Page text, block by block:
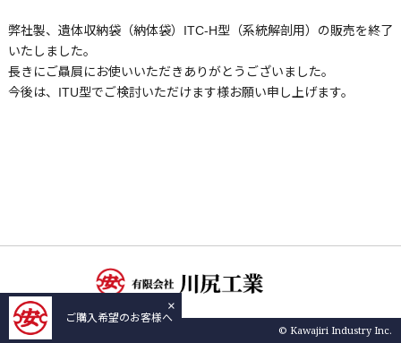
弊社製、遺体収納袋（納体袋）ITC-H型（系統解剖用）の販売を終了
いたしました。
長きにご贔屓にお使いいただきありがとうございました。
今後は、ITU型でご検討いただけます様お願い申し上げます。
×
ご購入希望のお客様へ
© Kawajiri Industry Inc.